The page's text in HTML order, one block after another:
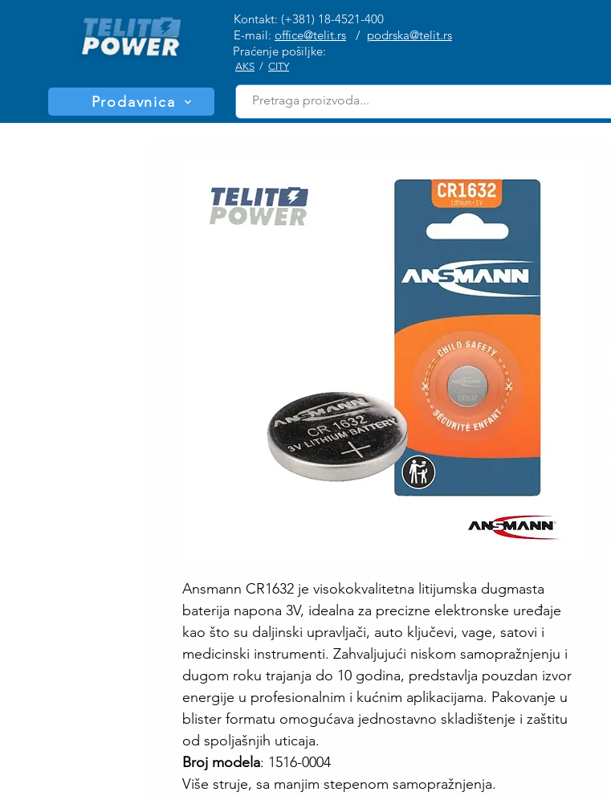
Kontakt: (+381) 18-4521-400
E-mail: office@telit.rs / podrska@telit.rs
Praćenje pošiljke:
AKS / CITY
Prodavnica
Ansmann CR1632 je visokokvalitetna litijumska dugmasta
baterija napona 3V, idealna za precizne elektronske uređaje
kao što su daljinski upravljači, auto ključevi, vage, satovi i
medicinski instrumenti. Zahvaljujući niskom samopražnjenju i
dugom roku trajanja do 10 godina, predstavlja pouzdan izvor
energije u profesionalnim i kućnim aplikacijama. Pakovanje u
blister formatu omogućava jednostavno skladištenje i zaštitu
od spoljašnjih uticaja.
Broj modela: 1516-0004
Više struje, sa manjim stepenom samopražnjenja.